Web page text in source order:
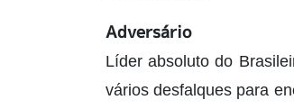
Adversário
Líder absoluto do
vários desfalques para